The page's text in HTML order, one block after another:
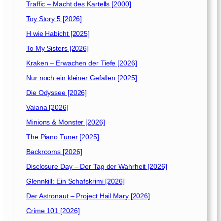
d
r
E
i
h
o
[
2
1
1
]
Traffic – Macht des Kartells [2000]
Toy Story 5 [2026]
H wie Habicht [2025]
To My Sisters [2026]
Kraken – Erwachen der Tiefe [2026]
Nur noch ein kleiner Gefallen [2025]
Die Odyssee [2026]
Vaiana [2026]
Minions & Monster [2026]
The Piano Tuner [2025]
Backrooms [2026]
Disclosure Day – Der Tag der Wahrheit [2026]
Glennkill: Ein Schafskrimi [2026]
Der Astronaut – Project Hail Mary [2026]
Crime 101 [2026]